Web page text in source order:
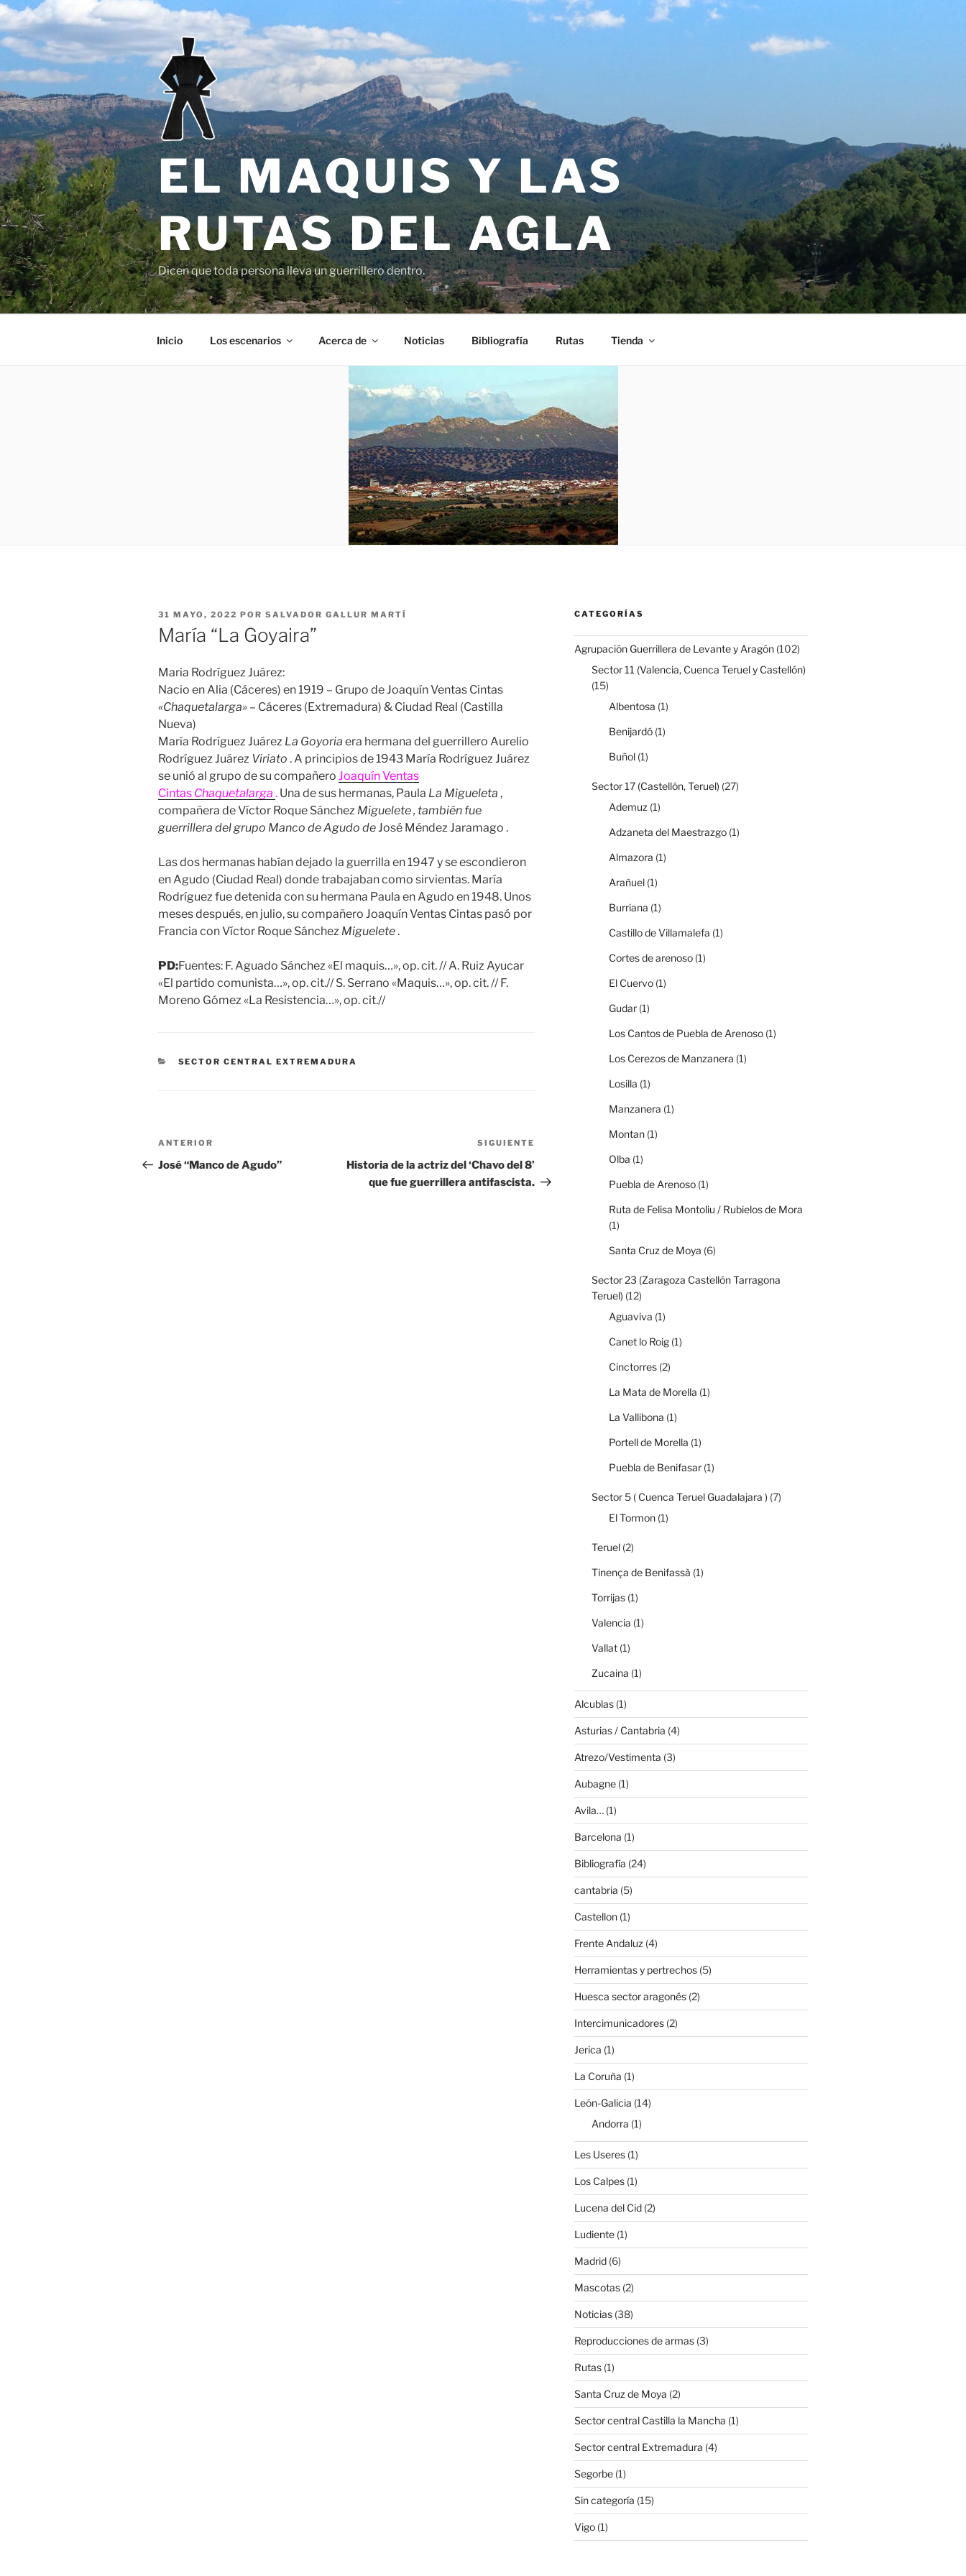
Saltar
contenido
EL MAQUIS Y LAS
RUTAS DEL AGLA
Dicen que toda persona lleva un guerrillero dentro.
Inicio Los escenarios Acerca de Noticias Bibliografía Rutas Tienda
PUBLICADO
EL
31 MAYO, 2022 POR SALVADOR GALLUR MARTÍ
María “La Goyaira”
Maria Rodríguez Juárez:
Nacio en Alia (Cáceres) en 1919 – Grupo de Joaquín Ventas Cintas
«Chaquetalarga» – Cáceres (Extremadura) & Ciudad Real (Castilla
Nueva)
María Rodríguez Juárez La Goyoria era hermana del guerrillero Aurelio
Rodríguez Juárez Viriato . A principios de 1943 María Rodríguez Juárez
se unió al grupo de su compañero Joaquín Ventas
Cintas Chaquetalarga . Una de sus hermanas, Paula La Migueleta ,
compañera de Víctor Roque Sánchez Miguelete , también fue
guerrillera del grupo Manco de Agudo deJosé Méndez Jaramago .
Las dos hermanas habían dejado la guerrilla en 1947 y se escondieron
en Agudo (Ciudad Real) donde trabajaban como sirvientas. María
Rodríguez fue detenida con su hermana Paula en Agudo en 1948. Unos
meses después, en julio, su compañero Joaquín Ventas Cintas pasó por
Francia con Víctor Roque Sánchez Miguelete.
PD:Fuentes: F. Aguado Sánchez «El maquis…», op. cit. // A. Ruiz Ayucar
«El partido comunista…», op. cit.// S. Serrano «Maquis…», op. cit. // F.
Moreno Gómez «La Resistencia…», op. cit.//
CATEGORÍAS
SECTOR CENTRAL EXTREMADURA
Navegación
de
Entrada
anterior:
ANTERIOR
José “Manco de Agudo”
entrada
SIGUIENTE
Historia de la actriz del ‘Chavo del 8’
que fue guerrillera antifascista.
CATEGORÍAS
Agrupación Guerrillera de Levante y Aragón(102)
Sector 11 (Valencia, Cuenca Teruel y Castellón)
(15)
Albentosa (1)
Benijardó(1)
Buñol(1)
Sector 17 (Castellón, Teruel) (27)
Ademuz (1)
Adzaneta del Maestrazgo(1)
Almazora (1)
Arañuel(1)
Burriana (1)
Castillo de Villamalefa (1)
Cortes de arenoso(1)
El Cuervo(1)
Gudar(1)
Los Cantos de Puebla de Arenoso(1)
Los Cerezos de Manzanera (1)
Losilla (1)
Manzanera (1)
Montan(1)
Olba (1)
Puebla de Arenoso(1)
Ruta de Felisa Montoliu / Rubielos de Mora
(1)
Santa Cruz de Moya (6)
Sector 23 (Zaragoza Castellón Tarragona
Teruel) (12)
Aguaviva (1)
Canet lo Roig(1)
Cinctorres(2)
La Mata de Morella (1)
La Vallibona (1)
Portell de Morella (1)
Puebla de Benifasar(1)
Sector 5 ( Cuenca Teruel Guadalajara ) (7)
El Tormon(1)
Teruel(2)
Tinença de Benifassà (1)
Torrijas(1)
Valencia (1)
Vallat(1)
Zucaina (1)
Alcublas(1)
Asturias / Cantabria (4)
Atrezo/Vestimenta (3)
Aubagne(1)
Avila…(1)
Barcelona (1)
Bibliografía (24)
cantabria (5)
Castellon(1)
Frente Andaluz (4)
Herramientas y pertrechos(5)
Huesca sector aragonés(2)
Intercimunicadores(2)
Jerica (1)
La Coruña (1)
León-Galicia (14)
Andorra (1)
Les Useres(1)
Los Calpes(1)
Lucena del Cid(2)
Ludiente(1)
Madrid(6)
Mascotas(2)
Noticias(38)
Reproducciones de armas(3)
Rutas(1)
Santa Cruz de Moya (2)
Sector central Castilla la Mancha (1)
Sector central Extremadura (4)
Segorbe(1)
Sin categoría (15)
Vigo(1)